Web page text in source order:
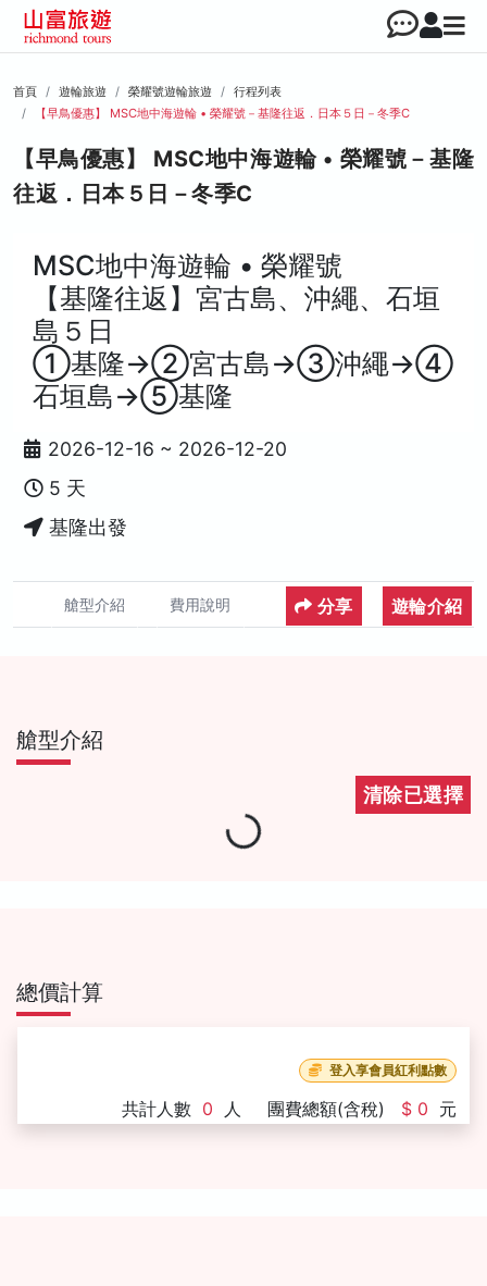
首頁 遊輪旅遊 榮耀號遊輪旅遊
行程列表
【早鳥優惠】 MSC地中海遊輪 • 榮耀號－基隆往返．日本５日－冬季C
【早鳥優惠】 MSC地中海遊輪 • 榮耀號－基隆
往返．日本５日－冬季C
MSC地中海遊輪 • 榮耀號
【基隆往返】宮古島、沖繩、石垣
島５日
①基隆→②宮古島→③沖繩→④
石垣島→⑤基隆
2026-12-16 ~ 2026-12-20
5 天
基隆出發
艙型介紹 費用說明 分享 遊輪介紹
艙型介紹
清除已選擇
Loading...
總價計算
登入享會員紅利點數
共計人數 0 人 團費總額(含稅) $ 0 元